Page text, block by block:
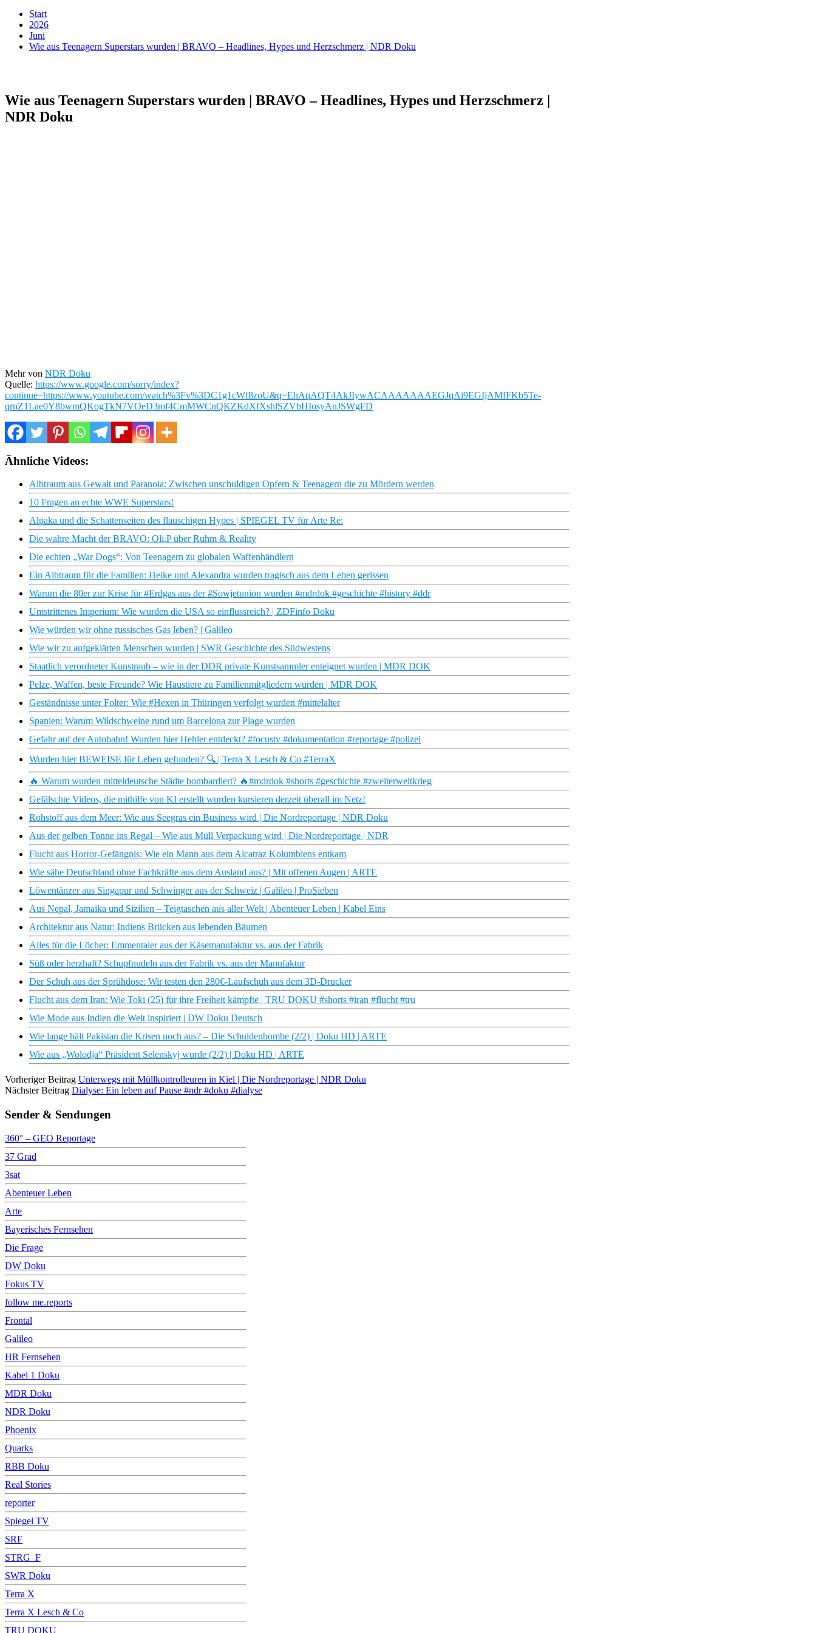
Start
2026
Juni
Wie aus Teenagern Superstars wurden | BRAVO – Headlines, Hypes und Herzschmerz | NDR Doku
Wie aus Teenagern Superstars wurden | BRAVO – Headlines, Hypes und Herzschmerz |
NDR Doku
Mehr von NDR Doku
Quelle: https://www.google.com/sorry/index?
continue=https://www.youtube.com/watch%3Fv%3DC1g1cWf8zoU&q=EhAqAQT4AkJIywACAAAAAAAEGJqAi9EGIjAMfFKb5Te-
qrnZ1Lae0Y8bwmQKogTkN7VOeD3mf4CmMWCnQKZKdXfXshlSZVbHIosyAnJSWgFD
Ähnliche Videos:
Albtraum aus Gewalt und Paranoia: Zwischen unschuldigen Opfern & Teenagern die zu Mördern werden
10 Fragen an echte WWE Superstars!
Alpaka und die Schattenseiten des flauschigen Hypes | SPIEGEL TV für Arte Re:
Die wahre Macht der BRAVO: Oli.P über Ruhm & Reality
Die echten „War Dogs“: Von Teenagern zu globalen Waffenhändlern
Ein Albtraum für die Familien: Heike und Alexandra wurden tragisch aus dem Leben gerissen
Warum die 80er zur Krise für #Erdgas aus der #Sowjetunion wurden #mdrdok #geschichte #history #ddr
Umstrittenes Imperium: Wie wurden die USA so einflussreich? | ZDFinfo Doku
Wie würden wir ohne russisches Gas leben? | Galileo
Wie wir zu aufgeklärten Menschen wurden | SWR Geschichte des Südwestens
Staatlich verordneter Kunstraub – wie in der DDR private Kunstsammler enteignet wurden | MDR DOK
Pelze, Waffen, beste Freunde? Wie Haustiere zu Familienmitgliedern wurden | MDR DOK
Geständnisse unter Folter: Wie #Hexen in Thüringen verfolgt wurden #mittelalter
Spanien: Warum Wildschweine rund um Barcelona zur Plage wurden
Gefahr auf der Autobahn! Wurden hier Hehler entdeckt? #focustv #dokumentation #reportage #polizei
Wurden hier BEWEISE für Leben gefunden? 🔍 | Terra X Lesch & Co #TerraX
🔥 Warum wurden mitteldeutsche Städte bombardiert? 🔥#mdrdok #shorts #geschichte #zweiterweltkrieg
Gefälschte Videos, die mithilfe von KI erstellt wurden kursieren derzeit überall im Netz!
Rohstoff aus dem Meer: Wie aus Seegras ein Business wird | Die Nordreportage | NDR Doku
Aus der gelben Tonne ins Regal – Wie aus Müll Verpackung wird | Die Nordreportage | NDR
Flucht aus Horror-Gefängnis: Wie ein Mann aus dem Alcatraz Kolumbiens entkam
Wie sähe Deutschland ohne Fachkräfte aus dem Ausland aus? | Mit offenen Augen | ARTE
Löwentänzer aus Singapur und Schwinger aus der Schweiz | Galileo | ProSieben
Aus Nepal, Jamaika und Sizilien – Teigtaschen aus aller Welt | Abenteuer Leben | Kabel Eins
Architektur aus Natur: Indiens Brücken aus lebenden Bäumen
Alles für die Löcher: Emmentaler aus der Käsemanufaktur vs. aus der Fabrik
Süß oder herzhaft? Schupfnudeln aus der Fabrik vs. aus der Manufaktur
Der Schuh aus der Sprühdose: Wir testen den 280€-Laufschuh aus dem 3D-Drucker
Flucht aus dem Iran: Wie Toki (25) für ihre Freiheit kämpfte | TRU DOKU #shorts #iran #flucht #tru
Wie Mode aus Indien die Welt inspiriert | DW Doku Deutsch
Wie lange hält Pakistan die Krisen noch aus? – Die Schuldenbombe (2/2) | Doku HD | ARTE
Wie aus „Wolodja“ Präsident Selenskyj wurde (2/2) | Doku HD | ARTE
Vorheriger Beitrag Unterwegs mit Müllkontrolleuren in Kiel | Die Nordreportage | NDR Doku
Nächster Beitrag Dialyse: Ein leben auf Pause #ndr #doku #dialyse
Sender & Sendungen
360° – GEO Reportage
37 Grad
3sat
Abenteuer Leben
Arte
Bayerisches Fernsehen
Die Frage
DW Doku
Fokus TV
follow me.reports
Frontal
Galileo
HR Fernsehen
Kabel 1 Doku
MDR Doku
NDR Doku
Phoenix
Quarks
RBB Doku
Real Stories
reporter
Spiegel TV
SRF
STRG_F
SWR Doku
Terra X
Terra X Lesch & Co
TRU DOKU